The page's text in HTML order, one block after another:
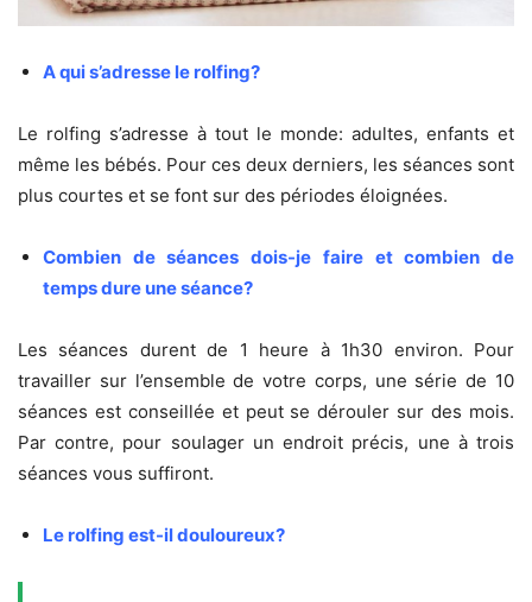
A qui s’adresse le rolfing?
Le rolfing s’adresse à tout le monde: adultes, enfants et
même les bébés. Pour ces deux derniers, les séances sont
plus courtes et se font sur des périodes éloignées.
Combien de séances dois-je faire et combien de
temps dure une séance?
Les séances durent de 1 heure à 1h30 environ. Pour
travailler sur l’ensemble de votre corps, une série de 10
séances est conseillée et peut se dérouler sur des mois.
Par contre, pour soulager un endroit précis, une à trois
séances vous suffiront.
Le rolfing est-il douloureux?